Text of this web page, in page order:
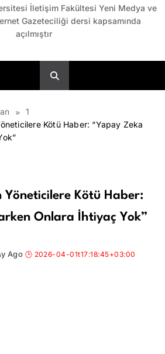
İletişim Fakültesi Yeni Medya ve
Gazeteciliği dersi kapsamında
açılmıştır
1
Kötü Haber: “Yapay Zeka
Yöneticilere Kötü Haber:
Onlara İhtiyaç Yok”
Ago